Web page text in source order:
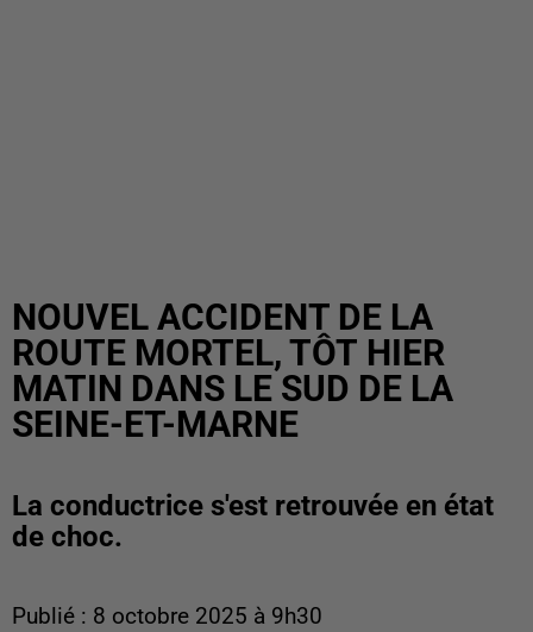
NOUVEL ACCIDENT DE LA
ROUTE MORTEL, TÔT HIER
MATIN DANS LE SUD DE LA
SEINE-ET-MARNE
La conductrice s'est retrouvée en état
de choc.
Publié : 8 octobre 2025 à 9h30